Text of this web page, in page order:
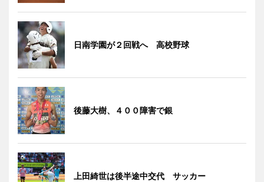
日南学園が２回戦へ 高校野球
後藤大樹、４００障害で銀
上田綺世は後半途中交代 サッカー